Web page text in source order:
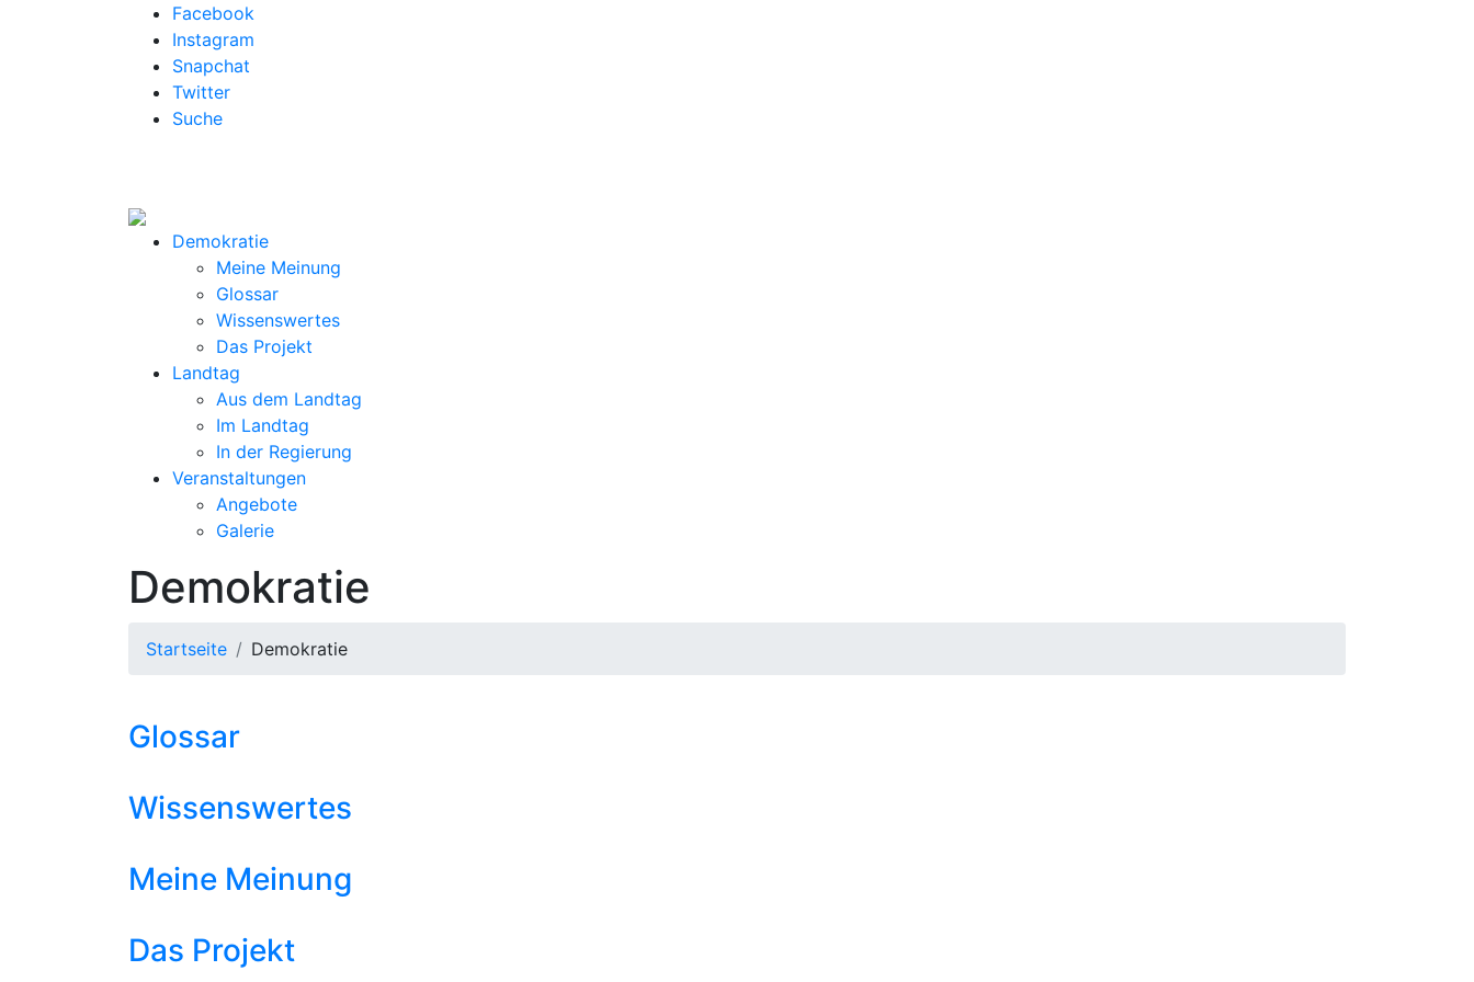
Facebook
Instagram
Snapchat
Twitter
Suche
Demokratie
Meine Meinung
Glossar
Wissenswertes
Das Projekt
Landtag
Aus dem Landtag
Im Landtag
In der Regierung
Veranstaltungen
Angebote
Galerie
Demokratie
Startseite Demokratie
Glossar
Wissenswertes
Meine Meinung
Das Projekt